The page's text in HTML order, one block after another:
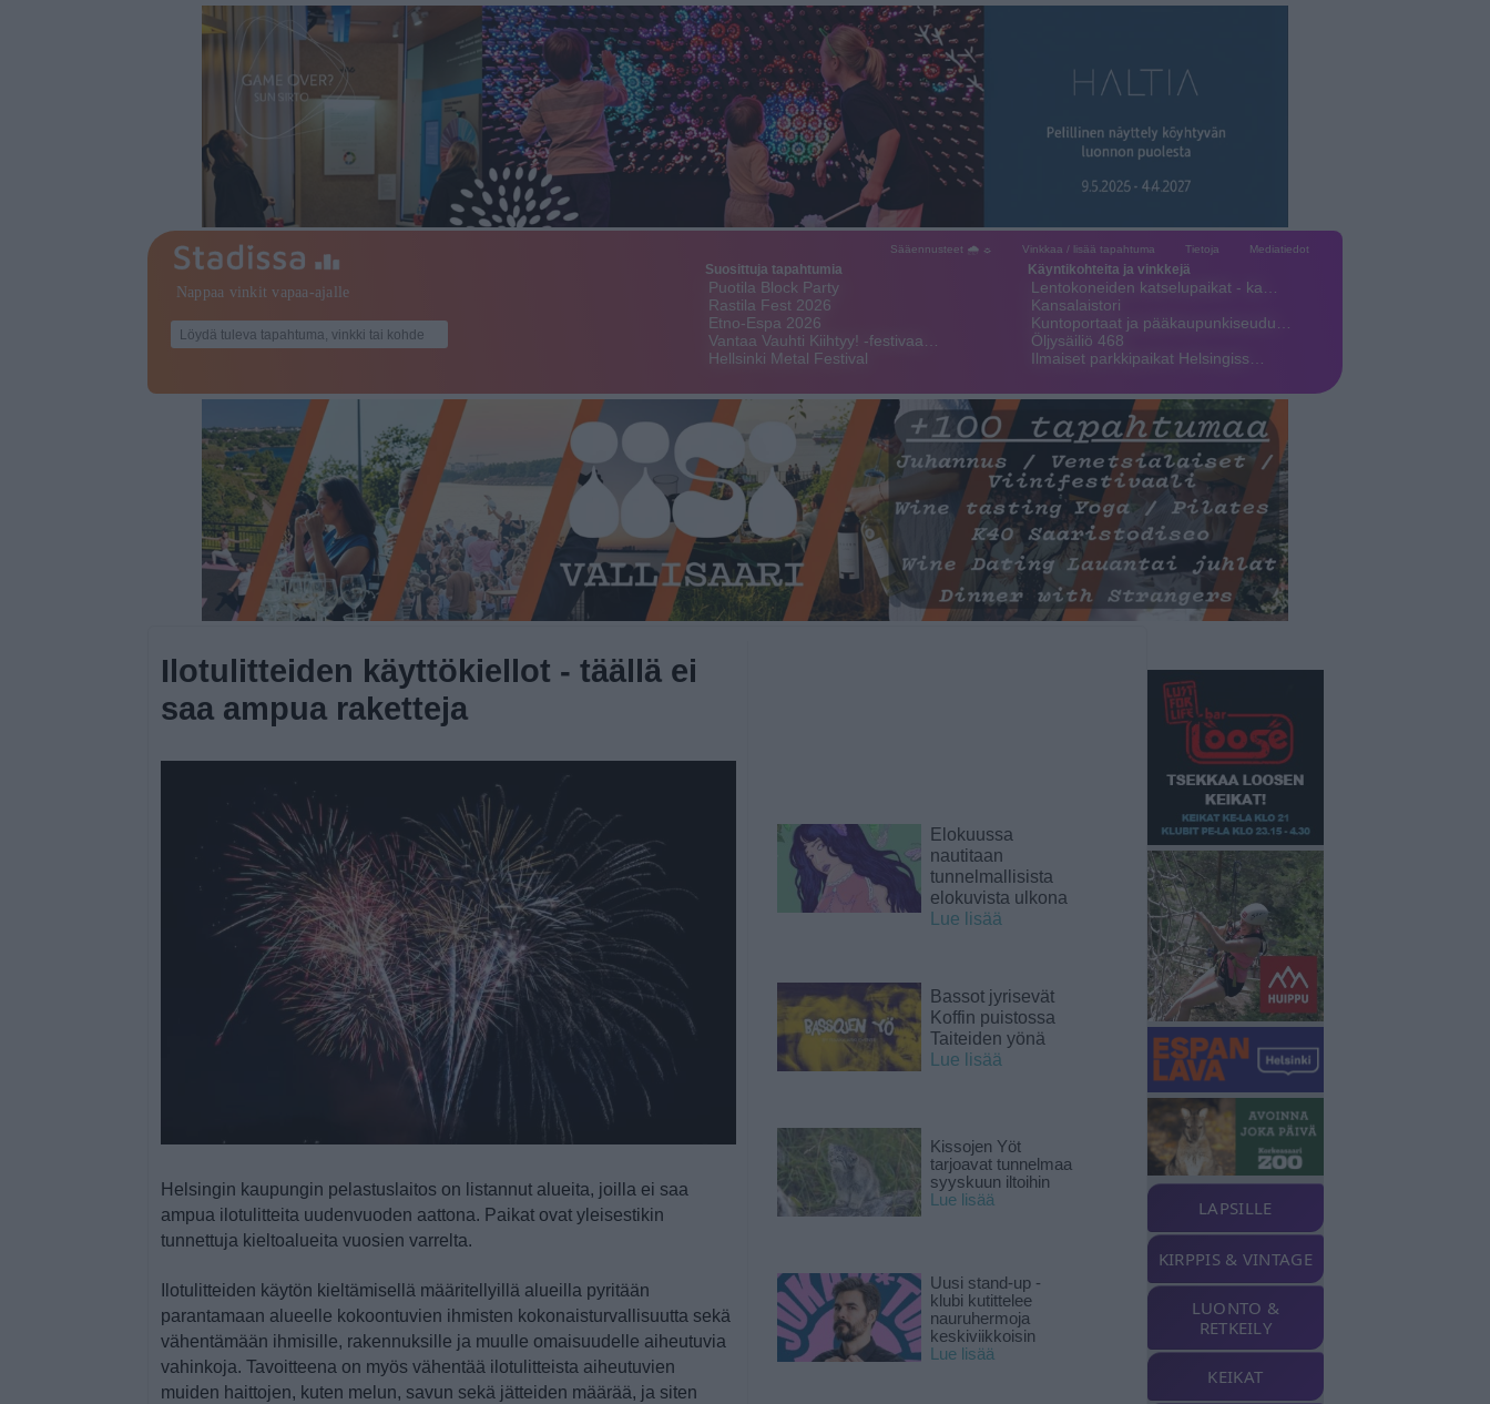
Sääennusteet 🌧 ☼ Vinkkaa / lisää tapahtuma Tietoja Mediatiedot
Suosittuja tapahtumia
Puotila Block Party
Rastila Fest 2026
Etno-Espa 2026
Vantaa Vauhti Kiihtyy! -festivaa…
Hellsinki Metal Festival
Käyntikohteita ja vinkkejä
Lentokoneiden katselupaikat - ka…
Kansalaistori
Kuntoportaat ja pääkaupunkiseudu…
Öljysäiliö 468
Ilmaiset parkkipaikat Helsingiss…
Ilotulitteiden käyttökiellot - täällä ei
saa ampua raketteja
Helsingin kaupungin pelastuslaitos on listannut alueita, joilla ei saa
ampua ilotulitteita uudenvuoden aattona. Paikat ovat yleisestikin
tunnettuja kieltoalueita vuosien varrelta.
Ilotulitteiden käytön kieltämisellä määritellyillä alueilla pyritään
parantamaan alueelle kokoontuvien ihmisten kokonaisturvallisuutta sekä
vähentämään ihmisille, rakennuksille ja muulle omaisuudelle aiheutuvia
vahinkoja. Tavoitteena on myös vähentää ilotulitteista aiheutuvien
muiden haittojen, kuten melun, savun sekä jätteiden määrää, ja siten
Elokuussa
nautitaan
tunnelmallisista
elokuvista ulkona
Lue lisää
Bassot jyrisevät
Koffin puistossa
Taiteiden yönä
Lue lisää
Kissojen Yöt
tarjoavat tunnelmaa
syyskuun iltoihin
Lue lisää
Uusi stand-up -
klubi kutittelee
nauruhermoja
keskiviikkoisin
Lue lisää
LAPSILLE
KIRPPIS & VINTAGE
LUONTO &
RETKEILY
KEIKAT